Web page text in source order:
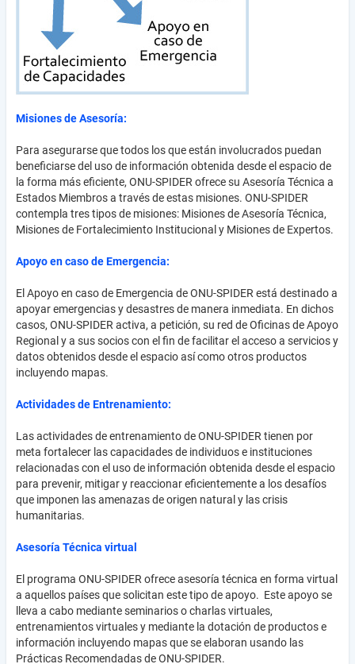
Misiones de Asesoría:
Para asegurarse que todos los que están involucrados puedan
beneficiarse del uso de información obtenida desde el espacio de
la forma más eficiente, ONU-SPIDER ofrece su Asesoría Técnica a
Estados Miembros a través de estas misiones. ONU-SPIDER
contempla tres tipos de misiones: Misiones de Asesoría Técnica,
Misiones de Fortalecimiento Institucional y Misiones de Expertos.
Apoyo en caso de Emergencia:
El Apoyo en caso de Emergencia de ONU-SPIDER está destinado a
apoyar emergencias y desastres de manera inmediata. En dichos
casos, ONU-SPIDER activa, a petición, su red de Oficinas de Apoyo
Regional y a sus socios con el fin de facilitar el acceso a servicios y
datos obtenidos desde el espacio así como otros productos
incluyendo mapas.
Actividades de Entrenamiento:
Las actividades de entrenamiento de ONU-SPIDER tienen por
meta fortalecer las capacidades de individuos e instituciones
relacionadas con el uso de información obtenida desde el espacio
para prevenir, mitigar y reaccionar eficientemente a los desafíos
que imponen las amenazas de origen natural y las crisis
humanitarias.
Asesoría Técnica virtual
El programa ONU-SPIDER ofrece asesoría técnica en forma virtual
a aquellos países que solicitan este tipo de apoyo. Este apoyo se
lleva a cabo mediante seminarios o charlas virtuales,
entrenamientos virtuales y mediante la dotación de productos e
información incluyendo mapas que se elaboran usando las
Prácticas Recomendadas de ONU-SPIDER.